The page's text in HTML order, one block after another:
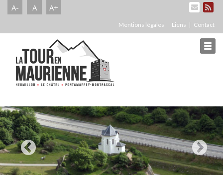
A- A A+
Mentions légales Liens Contact